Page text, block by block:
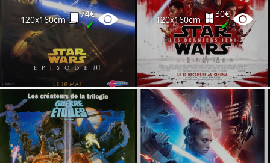
120x160cm
74€
✔ 120x160cm
30€
✔